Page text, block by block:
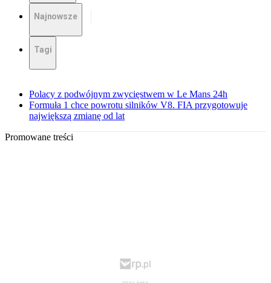
Najnowsze
Tagi
Polacy z podwójnym zwycięstwem w Le Mans 24h
Formuła 1 chce powrotu silników V8. FIA przygotowuje
największą zmianę od lat
Promowane treści